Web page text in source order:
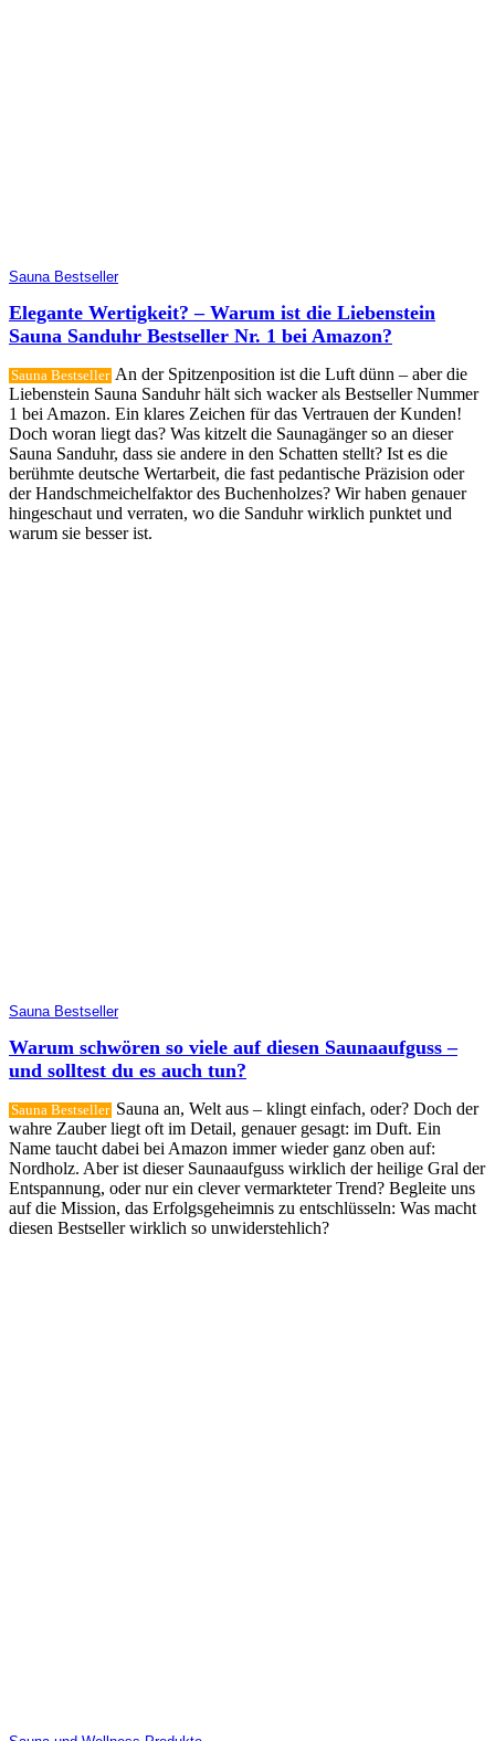
Sauna Bestseller
Elegante Wertigkeit? – Warum ist die Liebenstein
Sauna Sanduhr Bestseller Nr. 1 bei Amazon?
Sauna Bestseller An der Spitzenposition ist die Luft dünn – aber die
Liebenstein Sauna Sanduhr hält sich wacker als Bestseller Nummer
1 bei Amazon. Ein klares Zeichen für das Vertrauen der Kunden!
Doch woran liegt das? Was kitzelt die Saunagänger so an dieser
Sauna Sanduhr, dass sie andere in den Schatten stellt? Ist es die
berühmte deutsche Wertarbeit, die fast pedantische Präzision oder
der Handschmeichelfaktor des Buchenholzes? Wir haben genauer
hingeschaut und verraten, wo die Sanduhr wirklich punktet und
warum sie besser ist.
Sauna Bestseller
Warum schwören so viele auf diesen Saunaaufguss –
und solltest du es auch tun?
Sauna Bestseller Sauna an, Welt aus – klingt einfach, oder? Doch der
wahre Zauber liegt oft im Detail, genauer gesagt: im Duft. Ein
Name taucht dabei bei Amazon immer wieder ganz oben auf:
Nordholz. Aber ist dieser Saunaaufguss wirklich der heilige Gral der
Entspannung, oder nur ein clever vermarkteter Trend? Begleite uns
auf die Mission, das Erfolgsgeheimnis zu entschlüsseln: Was macht
diesen Bestseller wirklich so unwiderstehlich?